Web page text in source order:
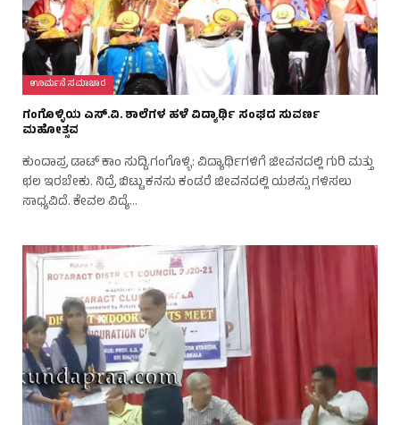
ಊರ್ಮನೆ ಸಮಾಚಾರ
ಗಂಗೊಳ್ಳಿಯ ಎಸ್.ವಿ. ಶಾಲೆಗಳ ಹಳೆ ವಿದ್ಯಾರ್ಥಿ ಸಂಘದ ಸುವರ್ಣ
ಮಹೋತ್ಸವ
ಕುಂದಾಪ್ರ ಡಾಟ್ ಕಾಂ ಸುದ್ದಿ.ಗಂಗೊಳ್ಳಿ: ವಿದ್ಯಾರ್ಥಿಗಳಿಗೆ ಜೀವನದಲ್ಲಿ ಗುರಿ ಮತ್ತು
ಛಲ ಇರಬೇಕು. ನಿದ್ರೆ ಬಿಟ್ಟು ಕನಸು ಕಂಡರೆ ಜೀವನದಲ್ಲಿ ಯಶಸ್ಸು ಗಳಿಸಲು
ಸಾಧ್ಯವಿದೆ. ಕೇವಲ ವಿದ್ಯೆ…